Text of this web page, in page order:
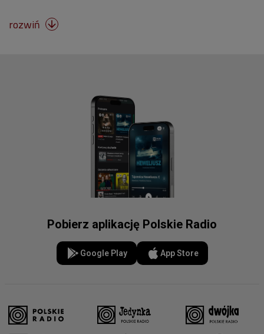
rozwiń 
Pobierz aplikację Polskie Radio
Google Play App Store